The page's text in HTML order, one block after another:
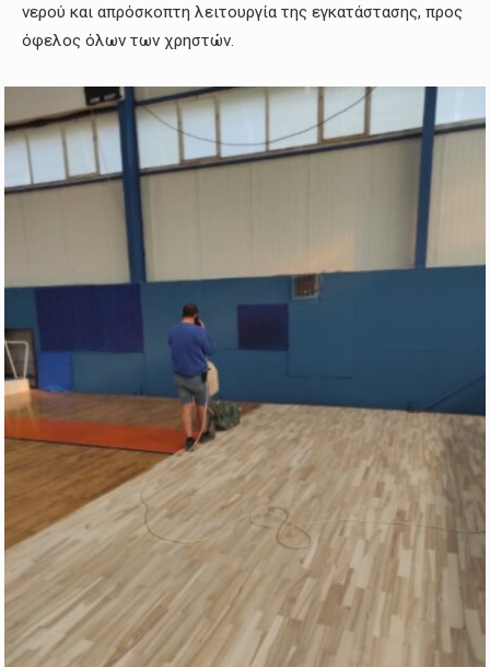
νερού και απρόσκοπτη λειτουργία της εγκατάστασης, προς
όφελος όλων των χρηστών.